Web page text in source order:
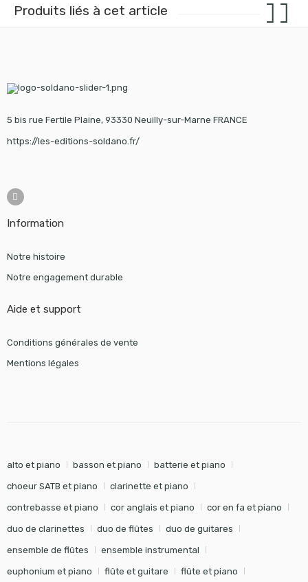
Produits liés à cet article
5 bis rue Fertile Plaine, 93330 Neuilly-sur-Marne FRANCE
https://les-editions-soldano.fr/
Information
Notre histoire
Notre engagement durable
Aide et support
Conditions générales de vente
Mentions légales
alto et piano basson et piano batterie et piano
choeur SATB et piano clarinette et piano
contrebasse et piano cor anglais et piano cor en fa et piano
duo de clarinettes duo de flûtes duo de guitares
ensemble de flûtes ensemble instrumental
euphonium et piano flûte et guitare flûte et piano